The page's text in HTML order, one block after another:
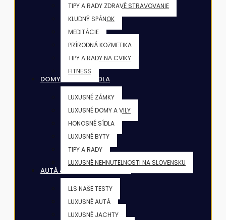
TIPY A RADY ZDRAVÉ STRAVOVANIE
KLUDNÝ SPÁNOK
MEDITÁCIE
PRÍRODNÁ KOZMETIKA
TIPY A RADY NA CVIKY
FITNESS
DOMY & VILY & SÍDLA
LUXUSNÉ ZÁMKY
LUXUSNÉ DOMY A VILY
HONOSNÉ SÍDLA
LUXUSNÉ BYTY
TIPY A RADY
LUXUSNÉ NEHNUTELNOSTI NA SLOVENSKU
AUTÁ & JACHTY & LIETADLÁ
LLS NAŠE TESTY
LUXUSNÉ AUTÁ
LUXUSNÉ JACHTY